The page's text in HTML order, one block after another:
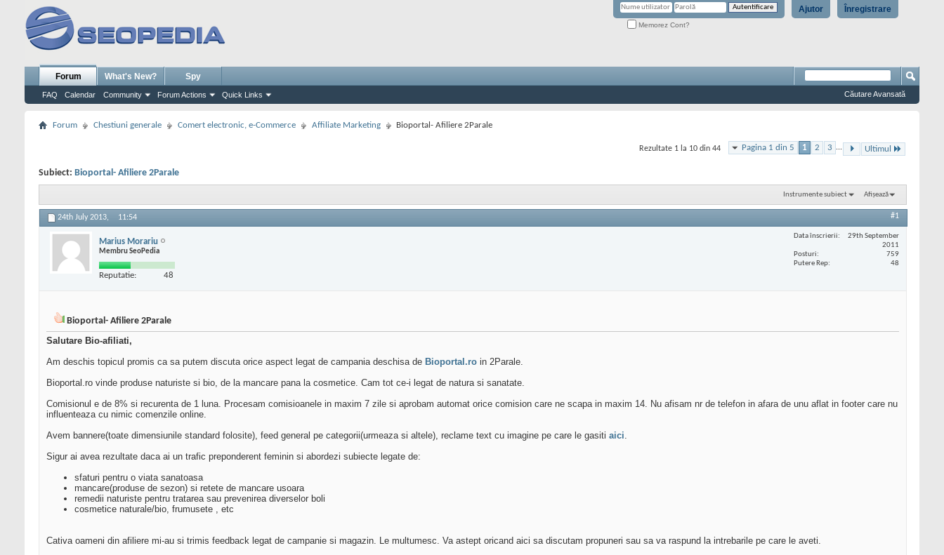
Înregistrare
Ajutor
Memorez Cont?
Forum
FAQ Calendar Community Forum Actions Quick Links
What's New? Spy
Căutare Avansată
Forum Chestiuni generale Comert electronic, e-Commerce Affiliate Marketing Bioportal- Afiliere 2Parale
Pagina 1 din 5 1 2 3 ... Ultimul
Rezultate 1 la 10 din 44
Subiect: Bioportal- Afiliere 2Parale
Instrumente subiect Afișează
24th July 2013, 11:54 #1
Marius Morariu
Membru SeoPedia
Reputatie: 48
Data înscrierii
29th September
2011
Posturi
759
Putere Rep
48
Bioportal- Afiliere 2Parale
Salutare Bio-afiliati,
Am deschis topicul promis ca sa putem discuta orice aspect legat de campania deschisa de Bioportal.ro in 2Parale.
Bioportal.ro vinde produse naturiste si bio, de la mancare pana la cosmetice. Cam tot ce-i legat de natura si sanatate.
Comisionul e de 8% si recurenta de 1 luna. Procesam comisioanele in maxim 7 zile si aprobam automat orice comision care ne scapa in maxim 14. Nu afisam nr de telefon in afara de unu aflat in footer care nu
influenteaza cu nimic comenzile online.
Avem bannere(toate dimensiunile standard folosite), feed general pe categorii(urmeaza si altele), reclame text cu imagine pe care le gasiti aici.
Sigur ai avea rezultate daca ai un trafic preponderent feminin si abordezi subiecte legate de:
sfaturi pentru o viata sanatoasa
mancare(produse de sezon) si retete de mancare usoara
remedii naturiste pentru tratarea sau prevenirea diverselor boli
cosmetice naturale/bio, frumusete , etc
Cativa oameni din afiliere mi-au si trimis feedback legat de campanie si magazin. Le multumesc. Va astept oricand aici sa discutam propuneri sau sa va raspund la intrebarile pe care le aveti.